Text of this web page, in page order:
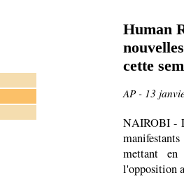
Human
cette
AP - 13
NAIROBI -
mettant
l'opposition